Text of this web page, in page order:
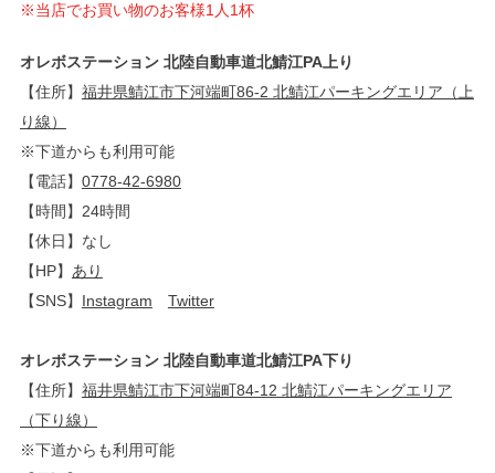
※当店でお買い物のお客様1人1杯
オレボステーション 北陸自動車道北鯖江PA上り
【住所】 福井県鯖江市下河端町86-2 北鯖江パーキングエリア（上
り線）
※下道からも利用可能
【電話】 0778-42-6980
【時間】24時間
【休日】なし
【HP】 あり
【SNS】 Instagram Twitter
オレボステーション 北陸自動車道北鯖江PA下り
【住所】 福井県鯖江市下河端町84-12 北鯖江パーキングエリア
（下り線）
※下道からも利用可能